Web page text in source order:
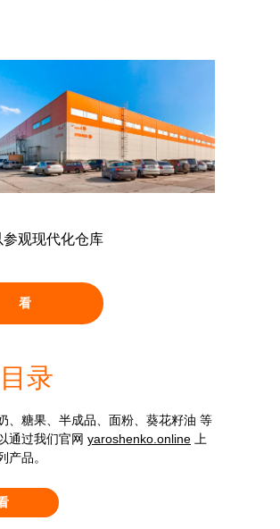
参观现代化仓库
看
、糖果、半成品、面粉、葵花籽油 等
通过我们官网 yaroshenko.online 上
产品。
录